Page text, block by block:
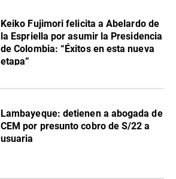
Keiko Fujimori felicita a Abelardo de
la Espriella por asumir la Presidencia
de Colombia: “Éxitos en esta nueva
etapa”
Lambayeque: detienen a abogada de
CEM por presunto cobro de S/22 a
usuaria